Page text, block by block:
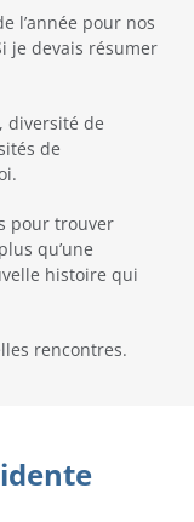
l’année pour nos
je devais résumer
diversité de
de
pour trouver
qu’une
histoire qui
rencontres.